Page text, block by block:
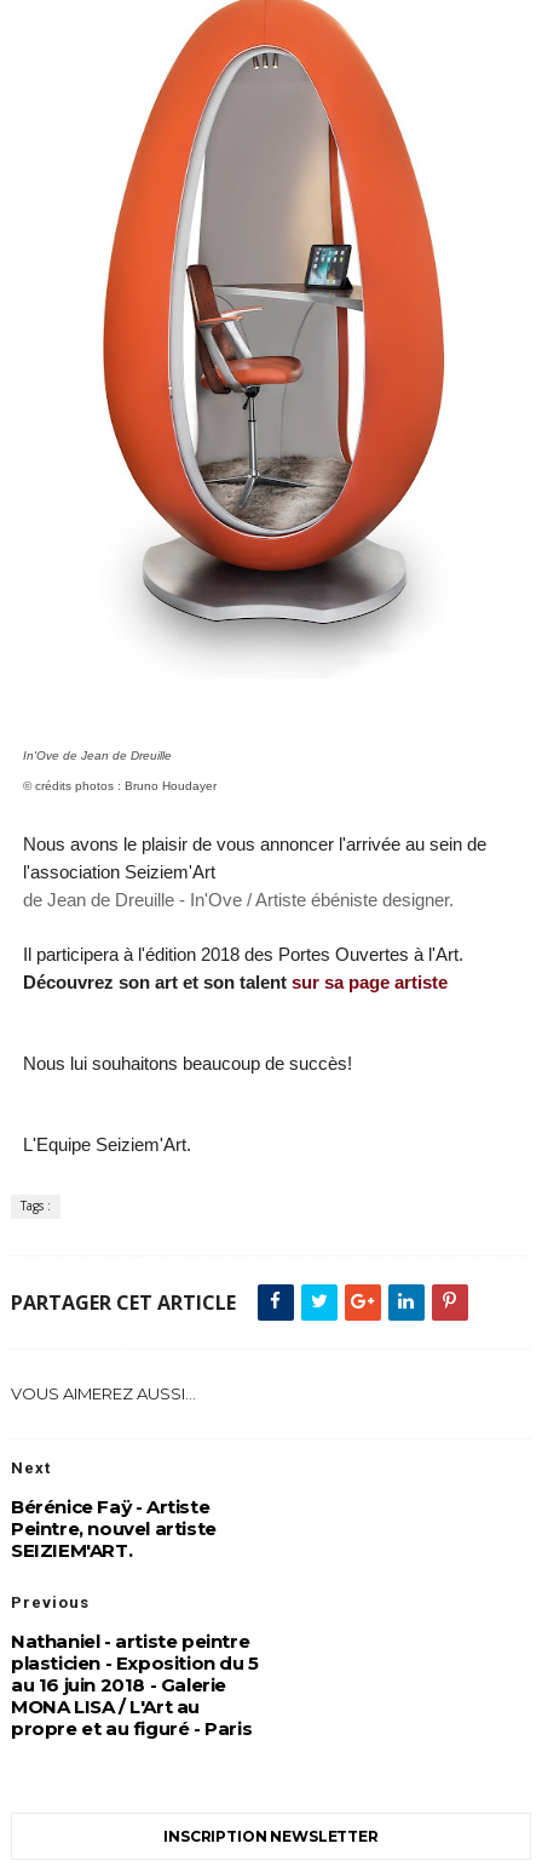
In'Ovede Jean de Dreuille
© crédits photos : Bruno Houdayer
Nous avons le plaisir de vous annoncer l'arrivée au sein de
l'association Seiziem'Art
de Jean de Dreuille - In'Ove / Artiste ébéniste designer.
Il participera à l'édition 2018 des Portes Ouvertes à l'Art.
Découvrez son art et son talent sur sa page artiste
Nous lui souhaitons beaucoup de succès!
L'Equipe Seiziem'Art.
Tags :
PARTAGER CET ARTICLE
VOUS AIMEREZ AUSSI...
Next
Bérénice Faÿ - Artiste
Peintre, nouvel artiste
SEIZIEM'ART.
Previous
Nathaniel - artiste peintre
plasticien - Exposition du 5
au 16 juin 2018 - Galerie
MONA LISA / L'Art au
propre et au figuré - Paris
INSCRIPTION NEWSLETTER